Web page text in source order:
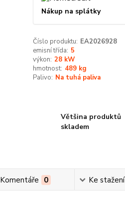
Nákup na splátky
Číslo produktu: EA2026928
emisní třída: 5
výkon: 28 kW
hmotnost: 489 kg
Palivo: Na tuhá paliva
Většina produktů
skladem
Komentáře 0 Ke stažení